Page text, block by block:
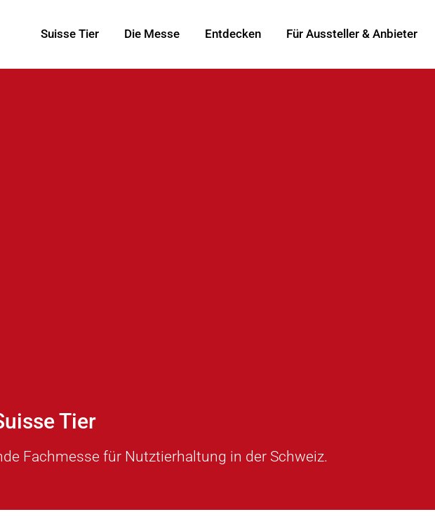
Suisse Tier Die Messe Entdecken Für Aussteller & Anbieter
Tier
Fachmesse für Nutztierhaltung in der Schweiz.